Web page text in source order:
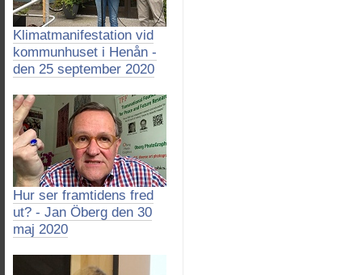
Klimatmanifestation vid
kommunhuset i Henån -
den 25 september 2020
Hur ser framtidens fred
ut? - Jan Öberg den 30
maj 2020